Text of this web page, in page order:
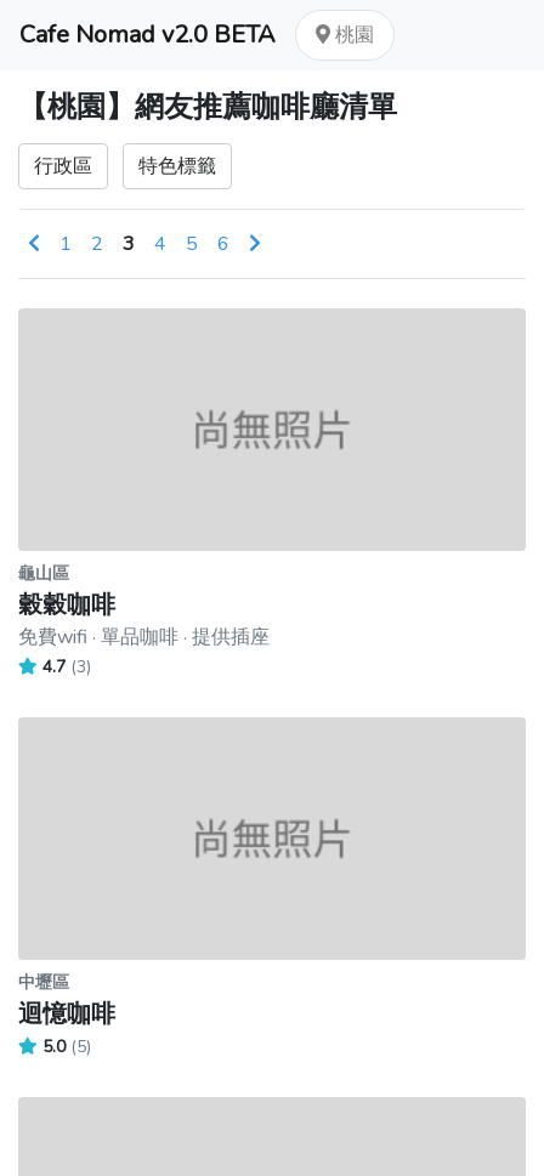
Cafe Nomad v2.0 BETA 桃園
【桃園】網友推薦咖啡廳清單
行政區 特色標籤
1 2 3 4 5 6
龜山區
穀穀咖啡
免費wifi · 單品咖啡 · 提供插座
4.7 (3)
中壢區
迴憶咖啡
5.0 (5)